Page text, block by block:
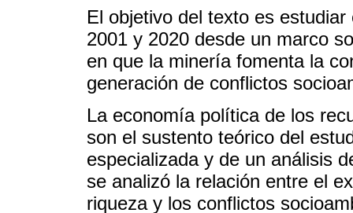
El objetivo del texto es
2001 y 2020 desde un marco
en que la minería fomenta la
generación de conflictos
La economía política de los
son el sustento teórico del
especializada y de un análisis
se analizó la relación entre el
riqueza y los conflictos